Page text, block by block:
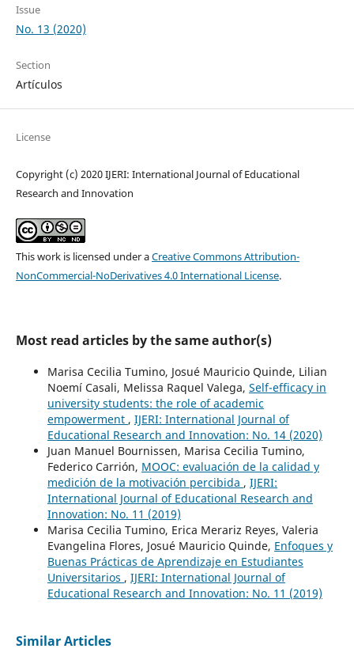
Issue
No. 13 (2020)
Section
Artículos
License
Copyright (c) 2020 IJERI: International Journal of Educational
Research and Innovation
This work is licensed under aCreative Commons Attribution-
NonCommercial-NoDerivatives 4.0 International License.
Most read articles by the same author(s)
Marisa Cecilia Tumino, Josué Mauricio Quinde, Lilian
Noemí Casali, Melissa Raquel Valega, Self-efficacy in
university students: the role of academic
empowerment , IJERI: International Journal of
Educational Research and Innovation: No. 14 (2020)
Juan Manuel Bournissen, Marisa Cecilia Tumino,
Federico Carrión, MOOC: evaluación de la calidad y
medición de la motivación percibida , IJERI:
International Journal of Educational Research and
Innovation: No. 11 (2019)
Marisa Cecilia Tumino, Erica Merariz Reyes, Valeria
Evangelina Flores, Josué Mauricio Quinde, Enfoques y
Buenas Prácticas de Aprendizaje en Estudiantes
Universitarios , IJERI: International Journal of
Educational Research and Innovation: No. 11 (2019)
Similar Articles